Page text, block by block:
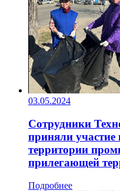
03.05.2024
Сотрудники
приняли участие
территории
прилегающей
Подробнее